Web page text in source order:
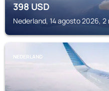
398USD
Nederland, 14 agosto 2026, 2
NEDERLAND